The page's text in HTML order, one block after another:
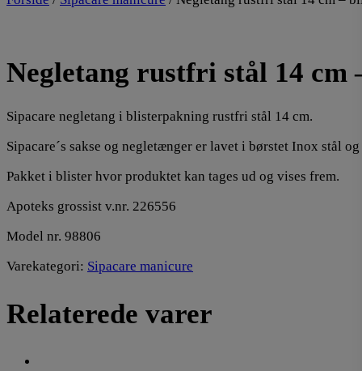
Negletang rustfri stål 14 cm
Sipacare negletang i blisterpakning rustfri stål 14 cm.
Sipacare´s sakse og negletænger er lavet i børstet Inox stål
Pakket i blister hvor produktet kan tages ud og vises frem.
Apoteks grossist v.nr. 226556
Model nr. 98806
Varekategori: Sipacare manicure
Relaterede varer